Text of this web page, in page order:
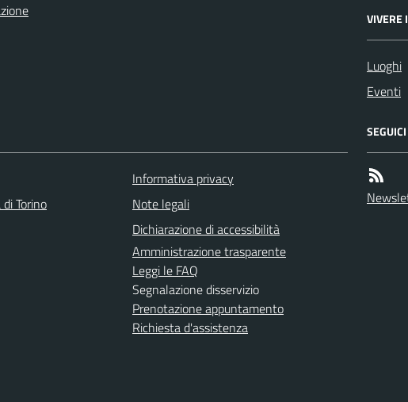
VIVERE
Luoghi
Eventi
Torino
Informativa privacy
Note legali
Dichiarazione di accessibilità
Amministrazione trasparente
Leggi le FAQ
Segnalazione disservizio
Prenotazione appuntamento
Richiesta d'assistenza